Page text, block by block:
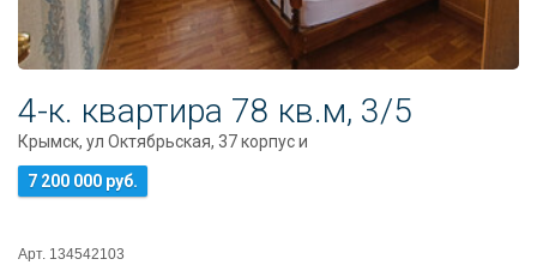
4-к. квартира 78 кв.м, 3/5
Крымск, ул Октябрьская, 37 корпус и
7 200 000 руб.
Арт. 134542103